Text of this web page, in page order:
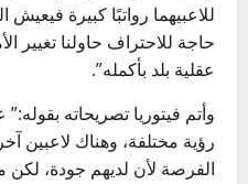
للاعبيهما رواتبًا كبيرة فيعيش
حاجة للاحتراف حاولنا تغيير
عقلية بلد بأكمله”.
وأتم فيتوريا تصريحاته
رؤية مختلفة، وهناك لاعبين
الفرصة لأن لديهم جودة، لكن